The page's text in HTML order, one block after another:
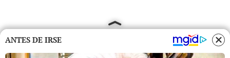
ANTES DE IRSE